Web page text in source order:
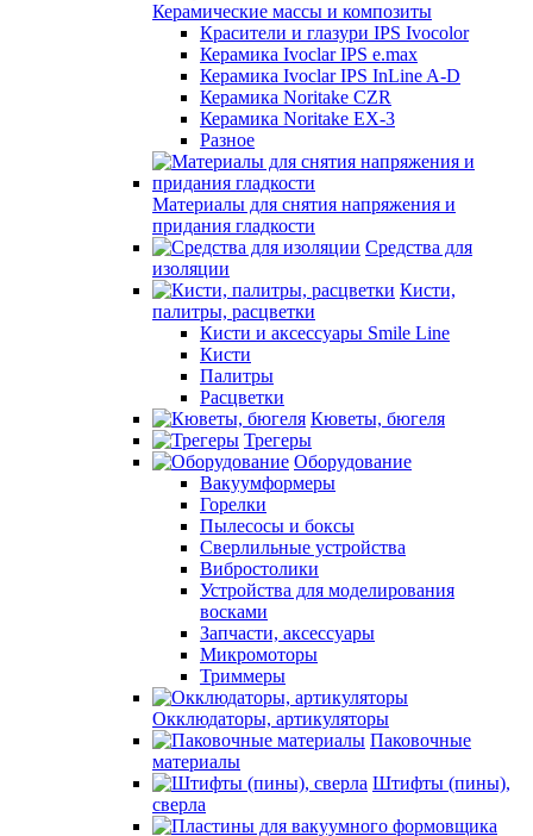
Керамические массы и композиты
Красители и глазури IPS Ivocolor
Керамика Ivoclar IPS e.max
Керамика Ivoclar IPS InLine A-D
Керамика Noritake CZR
Керамика Noritake EX-3
Разное
Материалы для снятия напряжения и
придания гладкости
Средства для
изоляции
Кисти,
палитры, расцветки
Кисти и аксессуары Smile Line
Кисти
Палитры
Расцветки
Кюветы, бюгеля
Трегеры
Оборудование
Вакуумформеры
Горелки
Пылесосы и боксы
Сверлильные устройства
Вибростолики
Устройства для моделирования
восками
Запчасти, аксессуары
Микромоторы
Триммеры
Окклюдаторы, артикуляторы
Паковочные
материалы
Штифты (пины),
сверла